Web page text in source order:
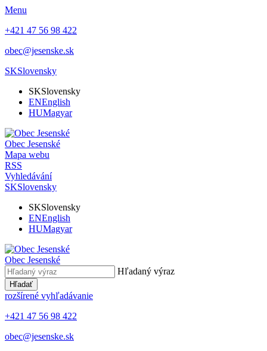
Menu
+421 47 56 98 422
obec@jesenske.sk
SKSlovensky
SKSlovensky
ENEnglish
HUMagyar
Obec Jesenské
Mapa webu
RSS
Vyhledávání
SKSlovensky
SKSlovensky
ENEnglish
HUMagyar
Obec Jesenské
Hľadaný výraz
Hľadať
rozšírené vyhľadávanie
+421 47 56 98 422
obec@jesenske.sk